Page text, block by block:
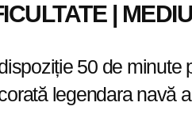
| MEDIU
50 de
legendara navă